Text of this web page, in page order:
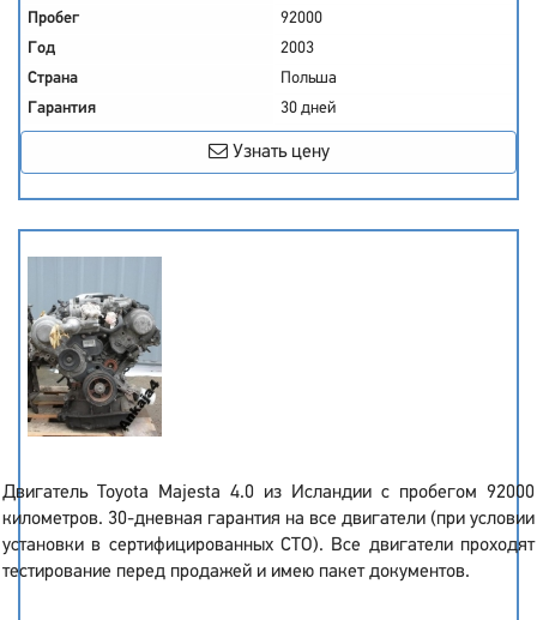
Пробег
92000
Год
2003
Страна
Польша
Гарантия
30 дней
Узнать цену
Двигатель Toyota Majesta 4.0 из Исландии с пробегом 92000
километров. 30-дневная гарантия на все двигатели (при условии
установки в сертифицированных СТО). Все двигатели проходят
тестирование перед продажей и имею пакет документов.